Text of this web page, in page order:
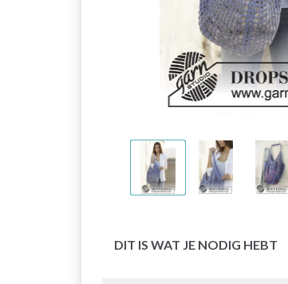
DIT IS WAT JE NODIG HEBT